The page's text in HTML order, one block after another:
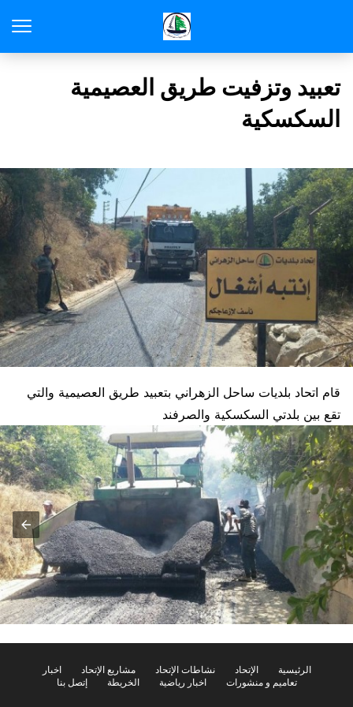
تعبيد وتزفيت طريق العصيمية
السكسكية
قام اتحاد بلديات ساحل الزهراني بتعبيد طريق العصيمية والتي
تقع بين بلدتي السكسكية والصرفند
الرئيسية الإتحاد نشاطات الإتحاد مشاريع الإتحاد
اخبار
تعاميم و منشورات
اخبار رياضية الخريطة إتصل بنا